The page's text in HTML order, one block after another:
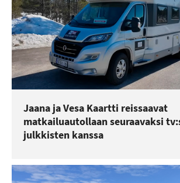
Jaana ja Vesa Kaartti reissaavat
matkailuautollaan seuraavaksi
julkkisten kanssa